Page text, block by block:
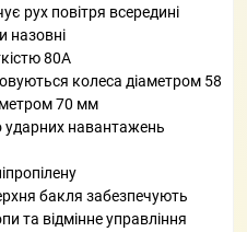
рух повітря всередині
назовні
80А
колеса діаметром 58
70 мм
ударних навантажень
бакля забезпечують
та відмінне управління